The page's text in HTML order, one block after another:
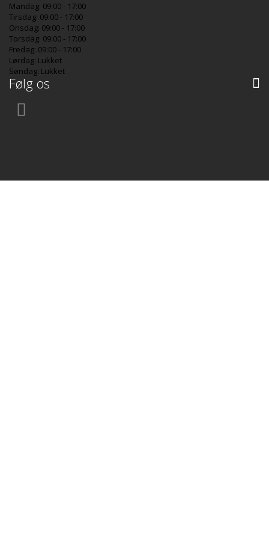
Mandag: 09:00 - 17:00
Tirsdag: 09:00 - 17:00
Onsdag: 09:00 - 17:00
Torsdag: 09:00 - 17:00
Fredag: 09:00 - 17:00
Lørdag: Lukket
Søndag: Lukket
Følg os